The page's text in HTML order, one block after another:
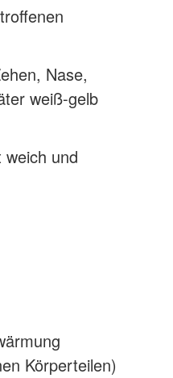
Nase,
weiß-gelb
und
Körperteilen)